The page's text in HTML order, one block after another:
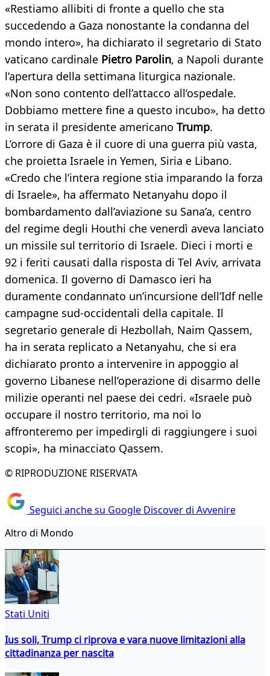
«Restiamo allibiti di fronte a quello che sta
succedendo a Gaza nonostante la condanna del
mondo intero», ha dichiarato il segretario di Stato
vaticano cardinale Pietro Parolin, a Napoli durante
l’apertura della settimana liturgica nazionale.
«Non sono contento dell’attacco all’ospedale.
Dobbiamo mettere fine a questo incubo», ha detto
in serata il presidente americano Trump.
L’orrore di Gaza è il cuore di una guerra più vasta,
che proietta Israele in Yemen, Siria e Libano.
«Credo che l’intera regione stia imparando la forza
di Israele», ha affermato Netanyahu dopo il
bombardamento dall’aviazione su Sana’a, centro
del regime degli Houthi che venerdì aveva lanciato
un missile sul territorio di Israele. Dieci i morti e
92 i feriti causati dalla risposta di Tel Aviv, arrivata
domenica. Il governo di Damasco ieri ha
duramente condannato un’incursione dell’Idf nelle
campagne sud-occidentali della capitale. Il
segretario generale di Hezbollah, Naim Qassem,
ha in serata replicato a Netanyahu, che si era
dichiarato pronto a intervenire in appoggio al
governo Libanese nell’operazione di disarmo delle
milizie operanti nel paese dei cedri. «Israele può
occupare il nostro territorio, ma noi lo
affronteremo per impedirgli di raggiungere i suoi
scopi», ha minacciato Qassem.
© RIPRODUZIONE RISERVATA
Seguici anche su Google Discover di Avvenire
Altro di Mondo
Stati Uniti
Ius soli, Trump ci riprova e vara nuove limitazioni alla
cittadinanza per nascita